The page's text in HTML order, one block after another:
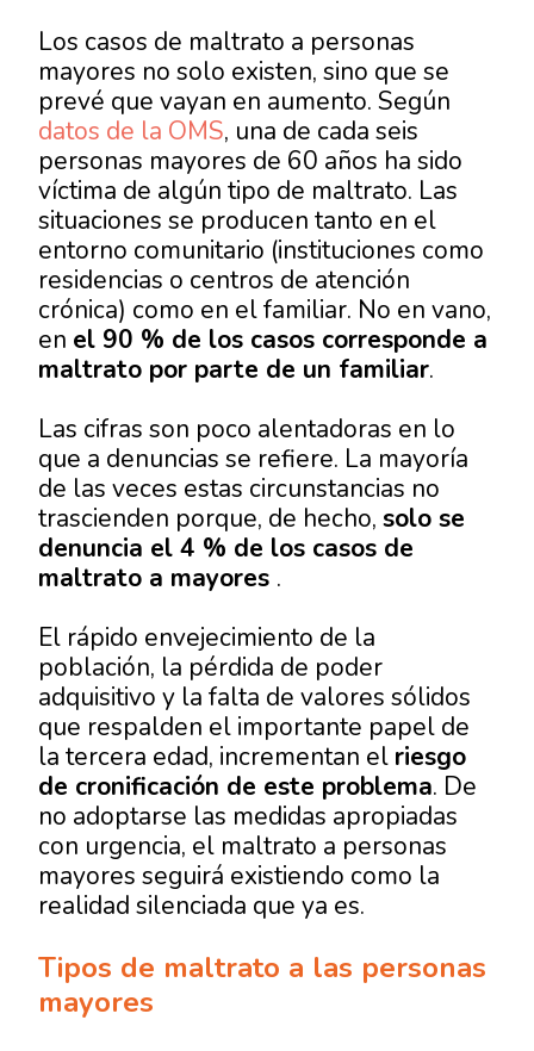
Los casos de maltrato a personas
mayores no solo existen, sino que se
prevé que vayan en aumento. Según
datos de la OMS, una de cada seis
personas mayores de 60 años ha sido
víctima de algún tipo de maltrato. Las
situaciones se producen tanto en el
entorno comunitario (instituciones como
residencias o centros de atención
crónica) como en el familiar. No en vano,
en el 90 % de los casos corresponde a
maltrato por parte de un familiar.
Las cifras son poco alentadoras en lo
que a denuncias se refiere. La mayoría
de las veces estas circunstancias no
trascienden porque, de hecho,solo se
denuncia el 4 % de los casos de
maltrato a mayores .
El rápido envejecimiento de la
población, la pérdida de poder
adquisitivo y la falta de valores sólidos
que respalden el importante papel de
la tercera edad, incrementan el riesgo
de cronificación de este problema. De
no adoptarse las medidas apropiadas
con urgencia, el maltrato a personas
mayores seguirá existiendo como la
realidad silenciada que ya es.
Tipos de maltrato a las personas
mayores